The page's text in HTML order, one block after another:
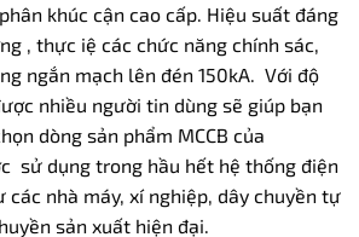
khúc cận cao cấp. Hiệu suất đáng
, thực iệ các chức năng chính sác,
ngắn mạch lên đén 150kA. Với độ
nhiều người tin dùng sẽ giúp bạn
dòng sản phẩm MCCB của
sử dụng trong hầu hết hệ thống điện
các nhà máy, xí nghiệp, dây chuyền tự
sản xuất hiện đại.